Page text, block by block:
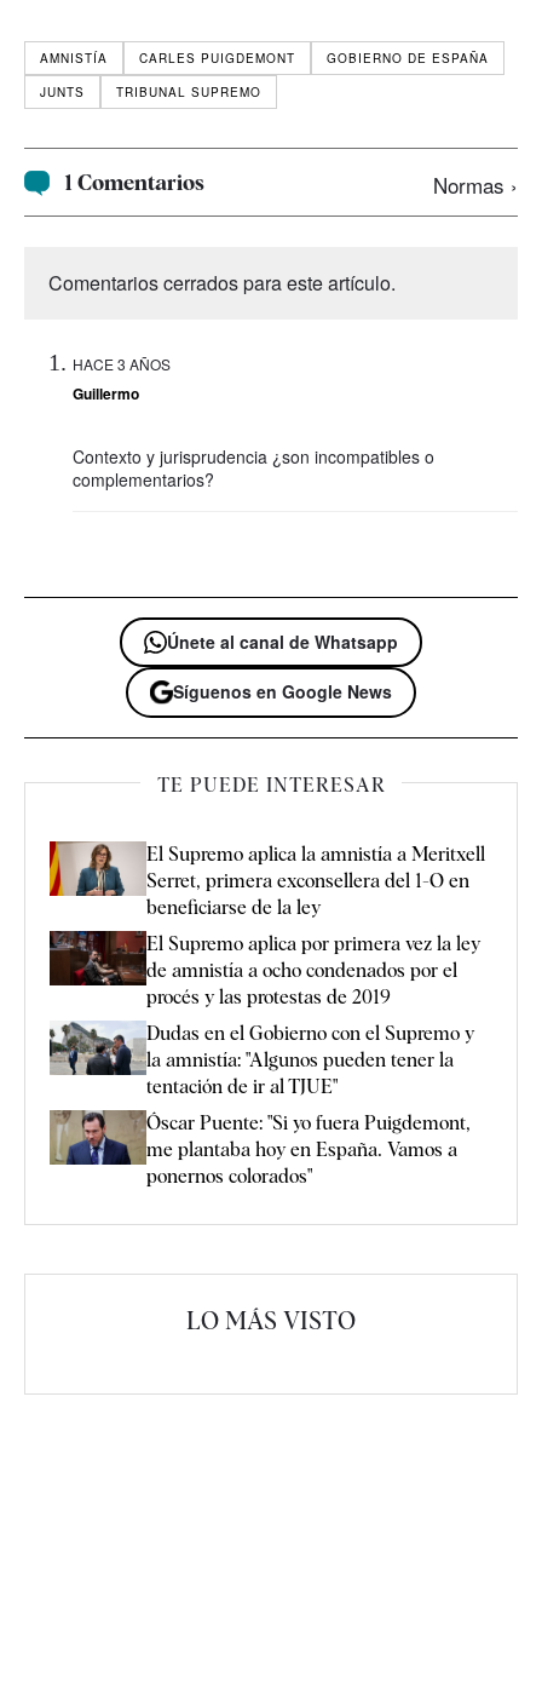
AMNISTÍA CARLES PUIGDEMONT
GOBIERNO DE ESPAÑA
JUNTS
TRIBUNAL SUPREMO
1 Comentarios Normas ›
Comentarios cerrados para este artículo.
HACE 3 AÑOS
Guillermo
Contexto y jurisprudencia ¿son incompatibles o
complementarios?
Únete al canal de Whatsapp
Síguenos en Google News
TE PUEDE INTERESAR
El Supremo aplica la amnistía a Meritxell
Serret, primera exconsellera del 1-O en
beneficiarse de la ley
El Supremo aplica por primera vez la ley
de amnistía a ocho condenados por el
procés y las protestas de 2019
Dudas en el Gobierno con el Supremo y
la amnistía: "Algunos pueden tener la
tentación de ir al TJUE"
Óscar Puente: "Si yo fuera Puigdemont,
me plantaba hoy en España. Vamos a
ponernos colorados"
LO MÁS VISTO